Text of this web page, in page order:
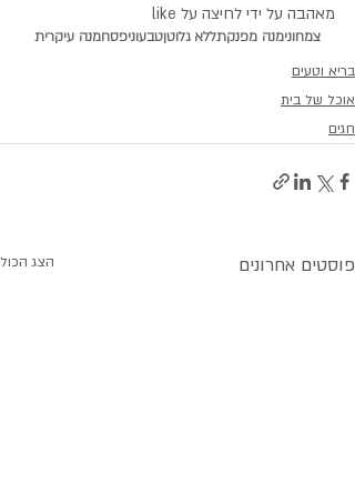
מאהבה על ידי לחיצה על like
צמחונימנה מפנקתללא גלוטןטבעוניפסחמנה עיקרית
בריא וטעים
אוכל של בית
חגים
פוסטים אחרונים הצג הכול